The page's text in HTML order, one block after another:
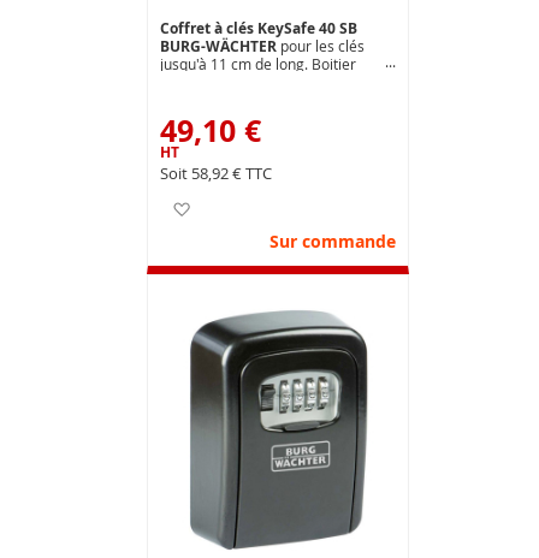
Coffret à clés KeySafe 40 SB
BURG-WÄCHTER pour les clés
jusqu'à 11 cm de long. Boitier
Montage mural extérieur ou
intérieur (fixation comprise).
Dimensions ext.( mm ) : L 105 x H
145 x P 55
49,10 €
58,92 €
Sur commande